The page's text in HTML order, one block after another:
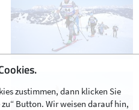
zustimmen, dann klicken Sie
Button. Wir weisen darauf hin,